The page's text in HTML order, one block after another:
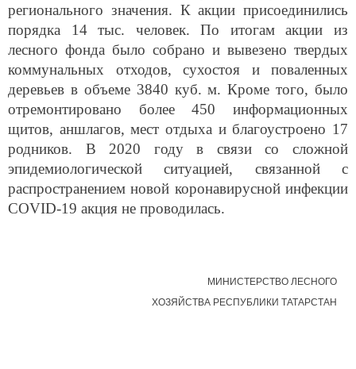
регионального значения. К акции присоединились
порядка 14 тыс. человек. По итогам акции из
лесного фонда было собрано и вывезено твердых
коммунальных отходов, сухостоя и поваленных
деревьев в объеме 3840 куб. м. Кроме того, было
отремонтировано более 450 информационных
щитов, аншлагов, мест отдыха и благоустроено 17
родников. В 2020 году в связи со сложной
эпидемиологической ситуацией, связанной с
распространением новой коронавирусной инфекции
COVID-19 акция не проводилась.
МИНИСТЕРСТВО ЛЕСНОГО
ХОЗЯЙСТВА РЕСПУБЛИКИ ТАТАРСТАН